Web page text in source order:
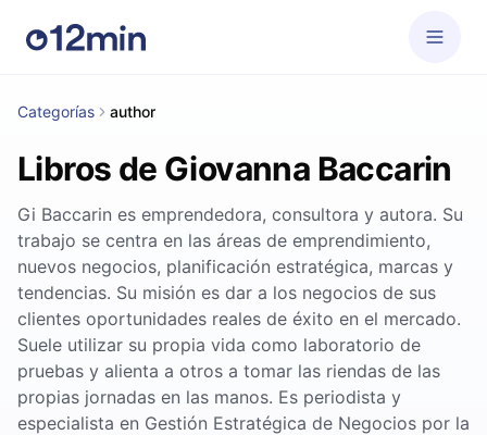
Categorías author
Libros de Giovanna Baccarin
Gi Baccarin es emprendedora, consultora y autora. Su
trabajo se centra en las áreas de emprendimiento,
nuevos negocios, planificación estratégica, marcas y
tendencias. Su misión es dar a los negocios de sus
clientes oportunidades reales de éxito en el mercado.
Suele utilizar su propia vida como laboratorio de
pruebas y alienta a otros a tomar las riendas de las
propias jornadas en las manos. Es periodista y
especialista en Gestión Estratégica de Negocios por la